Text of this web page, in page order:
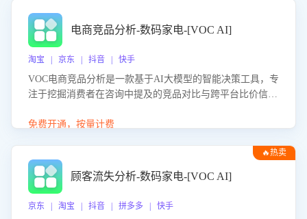
电商竞品分析-数码家电-[VOC AI]
淘宝 | 京东 | 抖音 | 快手
VOC电商竞品分析是一款基于AI大模型的智能决策工具，专
注于挖掘消费者在咨询中提及的竞品对比与跨平台比价信
商品信息，进行多维度交叉对比，并分析消费者的比价行
企业优化营销话术、突出产品与服务优势，有效提升咨询转
化率，避免陷入单纯价格竞争，实现精准扬长避短。
免费开通，按量计费
🔥热卖
顾客流失分析-数码家电-[VOC AI]
京东 | 淘宝 | 抖音 | 拼多多 | 快手